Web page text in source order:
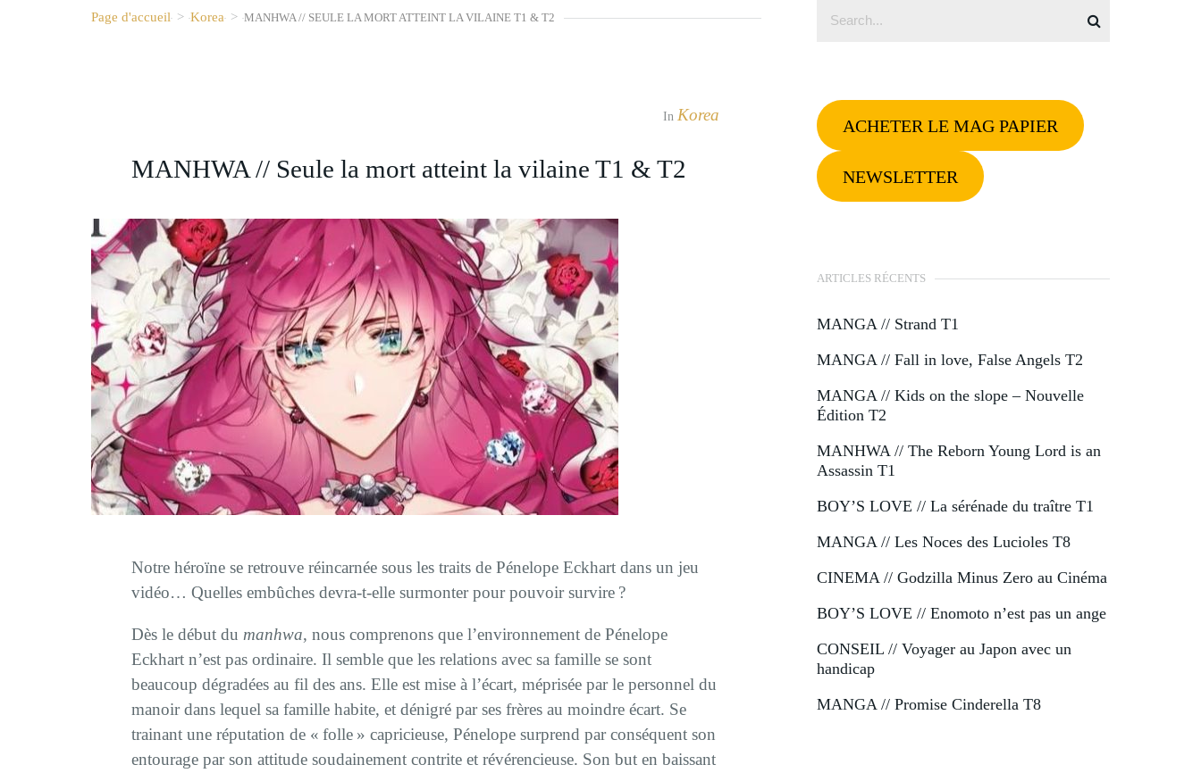
Page d'accueil > Korea > MANHWA // SEULE LA MORT ATTEINT LA VILAINE T1 & T2
In Korea
MANHWA // Seule la mort atteint la vilaine T1 & T2
Notre héroïne se retrouve réincarnée sous les traits de Pénelope Eckhart dans un jeu
vidéo… Quelles embûches devra-t-elle surmonter pour pouvoir survire ?
Dès le début du manhwa, nous comprenons que l’environnement de Pénelope
Eckhart n’est pas ordinaire. Il semble que les relations avec sa famille se sont
beaucoup dégradées au fil des ans. Elle est mise à l’écart, méprisée par le personnel du
manoir dans lequel sa famille habite, et dénigré par ses frères au moindre écart. Se
trainant une réputation de « folle » capricieuse, Pénelope surprend par conséquent son
entourage par son attitude soudainement contrite et révérencieuse. Son but en baissant
ACHETER LE MAG PAPIER
NEWSLETTER
ARTICLES RÉCENTS
MANGA // Strand T1
MANGA // Fall in love, False Angels T2
MANGA // Kids on the slope – Nouvelle
Édition T2
MANHWA // The Reborn Young Lord is an
Assassin T1
BOY’S LOVE // La sérénade du traître T1
MANGA // Les Noces des Lucioles T8
CINEMA // Godzilla Minus Zero au Cinéma
BOY’S LOVE // Enomoto n’est pas un ange
CONSEIL // Voyager au Japon avec un
handicap
MANGA // Promise Cinderella T8